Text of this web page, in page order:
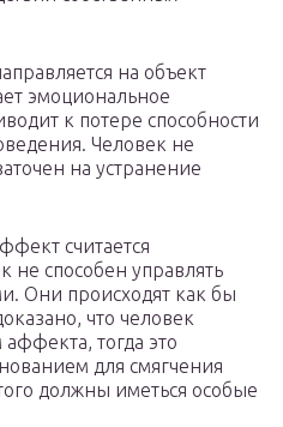
на объект
эмоциональное
к потере способности
Человек не
на устранение
считается
не способен управлять
Они происходят как бы
что человек
тогда это
для смягчения
должны иметься особые